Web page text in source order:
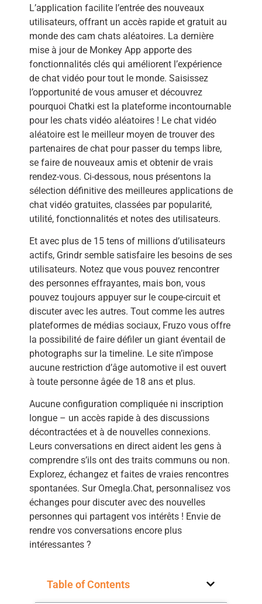
L’application facilite l’entrée des nouveaux
utilisateurs, offrant un accès rapide et gratuit au
monde des cam chats aléatoires. La dernière
mise à jour de Monkey App apporte des
fonctionnalités clés qui améliorent l’expérience
de chat vidéo pour tout le monde. Saisissez
l’opportunité de vous amuser et découvrez
pourquoi Chatki est la plateforme incontournable
pour les chats vidéo aléatoires ! Le chat vidéo
aléatoire est le meilleur moyen de trouver des
partenaires de chat pour passer du temps libre,
se faire de nouveaux amis et obtenir de vrais
rendez-vous. Ci-dessous, nous présentons la
sélection définitive des meilleures applications de
chat vidéo gratuites, classées par popularité,
utilité, fonctionnalités et notes des utilisateurs.
Et avec plus de 15 tens of millions d’utilisateurs
actifs, Grindr semble satisfaire les besoins de ses
utilisateurs. Notez que vous pouvez rencontrer
des personnes effrayantes, mais bon, vous
pouvez toujours appuyer sur le coupe-circuit et
discuter avec les autres. Tout comme les autres
plateformes de médias sociaux, Fruzo vous offre
la possibilité de faire défiler un giant éventail de
photographs sur la timeline. Le site n’impose
aucune restriction d’âge automotive il est ouvert
à toute personne âgée de 18 ans et plus.
Aucune configuration compliquée ni inscription
longue – un accès rapide à des discussions
décontractées et à de nouvelles connexions.
Leurs conversations en direct aident les gens à
comprendre s’ils ont des traits communs ou non.
Explorez, échangez et faites de vraies rencontres
spontanées. Sur Omegla.Chat, personnalisez vos
échanges pour discuter avec des nouvelles
personnes qui partagent vos intérêts ! Envie de
rendre vos conversations encore plus
intéressantes ?
Table of Contents